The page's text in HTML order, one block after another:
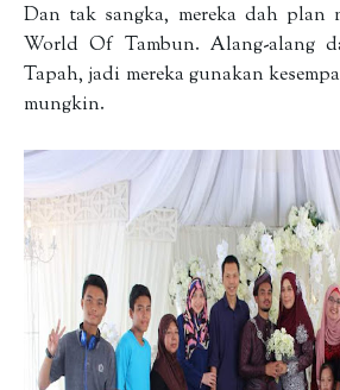
Dan tak sangka, mereka dah plan
World Of Tambun. Alang-alang
Tapah, jadi mereka gunakan
mungkin.